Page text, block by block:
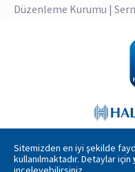
Düzenleme Kurumu |
Sitemizden en iyi şekilde
kullanılmaktadır. Detaylar için